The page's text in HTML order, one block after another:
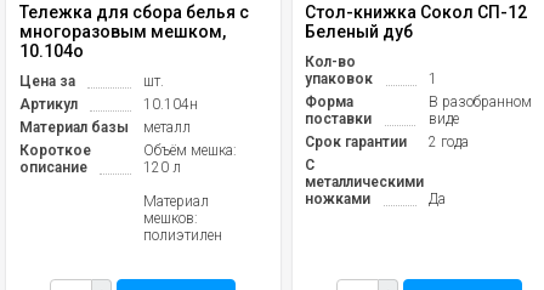
Тележка для сбора белья с
многоразовым мешком,
10.104о
Цена за
шт.
Артикул
10.104н
Материал базы
металл
Короткое
описание
Объём мешка:
120 л
Материал
мешков:
полиэтилен
Стол-книжка Сокол СП-12
Беленый дуб
Кол-во
упаковок
1
Форма
поставки
В разобранном
виде
Срок гарантии
2 года
С
металлическими
ножками
Да